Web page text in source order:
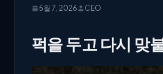
5월 7, 2026 CEO
퍽을 두고 다시 맞